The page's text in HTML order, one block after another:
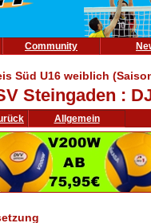
Community
Süd U16 weiblich
Steingaden :
Allgemein